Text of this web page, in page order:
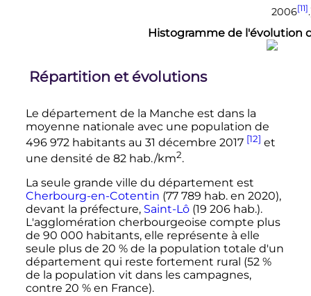
2006[11]
Histogramme de l'évolution
Répartition et évolutions
Le département de la Manche est dans la
moyenne nationale avec une population de
496 972 habitantsau 31 décembre 2017 [12] et
une densité de 82 hab./km2.
La seule grande ville du département est
Cherbourg-en-Cotentin (77 789 hab.en 2020),
devant la préfecture, Saint-Lô(19 206 hab.).
L'agglomération cherbourgeoise compte plus
de 90 000 habitants, elle représente à elle
seule plus de 20 % de la population totale d'un
département qui reste fortement rural (52 %
de la population vit dans les campagnes,
contre 20 % en France).